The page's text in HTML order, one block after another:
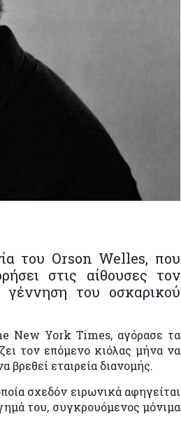
του Orson Welles, που
στις αίθουσες τον
του οσκαρικού
New York Times, αγόρασε τα
τον επόμενο κιόλας μήνα να
εταιρεία διανομής.
σχεδόν ειρωνικά αφηγείται
του, συγκρουόμενος μόνιμα